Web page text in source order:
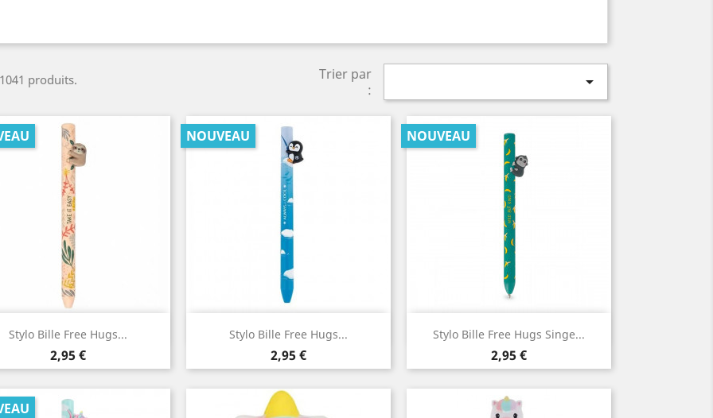
produits.
Trier par
:

Stylo Bille Free Hugs...
Prix
2,95 €
Aperçu rapide Stylo Bille Free Hugs...
Prix
2,95 €
NOUVEAU
Aperçu rapide Stylo Bille Free Hugs Singe...
Prix
2,95 €
NOUVEAU
Aperçu rapide